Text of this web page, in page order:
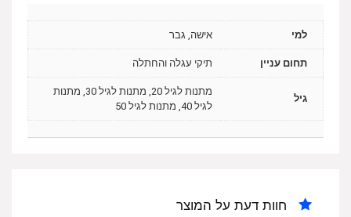
למי אישה, גבר
תחום עניין תיקי עגלה והחתלה
גיל
מתנות לגיל 20, מתנות לגיל 30, מתנות
לגיל 40, מתנות לגיל 50
חוות דעת על המוצר